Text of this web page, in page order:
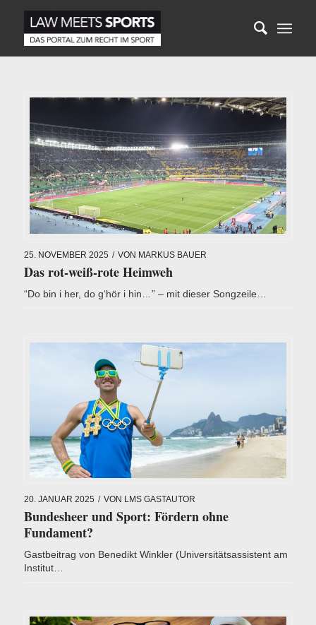
25. NOVEMBER 2025 / VON MARKUS BAUER
Das rot-weiß-rote Heimweh
“Do bin i her, do g‘hör i hin…” – mit dieser Songzeile…
20. JANUAR 2025 / VON LMS GASTAUTOR
Bundesheer und Sport: Fördern ohne
Fundament?
Gastbeitrag von Benedikt Winkler (Universitätsassistent am
Institut…